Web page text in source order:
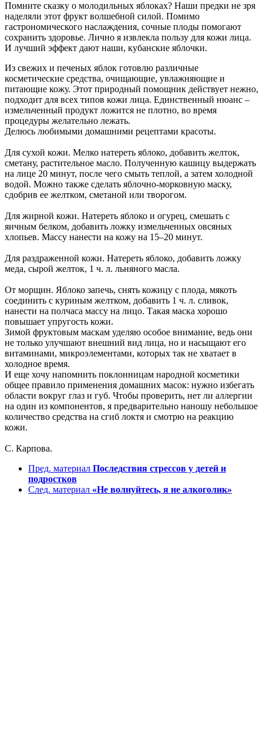
Помните сказку о молодильных яблоках? Наши предки не зря
наделяли этот фрукт волшебной силой. Помимо
гастрономического наслаждения, сочные плоды помогают
сохранить здоровье. Лично я извлекла пользу для кожи лица.
И лучший эффект дают наши, кубанские яблочки.
Из свежих и печеных яблок готовлю различные
косметические средства, очищающие, увлажняющие и
питающие кожу. Этот природный помощник действует нежно,
подходит для всех типов кожи лица. Единственный нюанс –
измельченный продукт ложится не плотно, во время
процедуры желательно лежать.
Делюсь любимыми домашними рецептами красоты.
Для сухой кожи. Мелко натереть яблоко, добавить желток,
сметану, растительное масло. Полученную кашицу выдержать
на лице 20 минут, после чего смыть теплой, а затем холодной
водой. Можно также сделать яблочно-морковную маску,
сдобрив ее желтком, сметаной или творогом.
Для жирной кожи. Натереть яблоко и огурец, смешать с
яичным белком, добавить ложку измельченных овсяных
хлопьев. Массу нанести на кожу на 15–20 минут.
Для раздраженной кожи. Натереть яблоко, добавить ложку
меда, сырой желток, 1 ч. л. льняного масла.
От морщин. Яблоко запечь, снять кожицу с плода, мякоть
соединить с куриным желтком, добавить 1 ч. л. сливок,
нанести на полчаса массу на лицо. Такая маска хорошо
повышает упругость кожи.
Зимой фруктовым маскам уделяю особое внимание, ведь они
не только улучшают внешний вид лица, но и насыщают его
витаминами, микроэлементами, которых так не хватает в
холодное время.
И еще хочу напомнить поклонницам народной косметики
общее правило применения домашних масок: нужно избегать
области вокруг глаз и губ. Чтобы проверить, нет ли аллергии
на один из компонентов, я предварительно наношу небольшое
количество средства на сгиб локтя и смотрю на реакцию
кожи.
С. Карпова.
Пред. материал Последствия стрессов у детей и
подростков
След. материал «Не волнуйтесь, я не алкоголик»